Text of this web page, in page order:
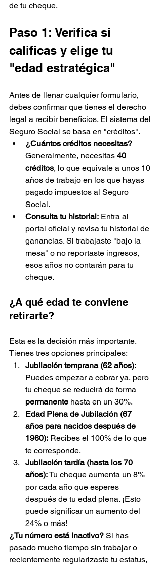
de tu cheque.
Paso 1: Verifica si
calificas y elige tu
"edad estratégica"
Antes de llenar cualquier formulario,
debes confirmar que tienes el derecho
legal a recibir beneficios. El sistema del
Seguro Social se basa en "créditos".
¿Cuántos créditos necesitas?
Generalmente, necesitas 40
créditos, lo que equivale a unos 10
años de trabajo en los que hayas
pagado impuestos al Seguro
Social.
Consulta tu historial: Entra al
portal oficial y revisa tu historial de
ganancias. Si trabajaste "bajo la
mesa" o no reportaste ingresos,
esos años no contarán para tu
cheque.
¿A qué edad te conviene
retirarte?
Esta es la decisión más importante.
Tienes tres opciones principales:
Jubilación temprana (62 años):
Puedes empezar a cobrar ya, pero
tu cheque se reducirá de forma
permanente hasta en un 30%.
Edad Plena de Jubilación (67
años para nacidos después de
1960): Recibes el 100% de lo que
te corresponde.
Jubilación tardía (hasta los 70
años): Tu cheque aumenta un 8%
por cada año que esperes
después de tu edad plena. ¡Esto
puede significar un aumento del
24% o más!
¿Tu número está inactivo? Si has
pasado mucho tiempo sin trabajar o
recientemente regularizaste tu estatus,